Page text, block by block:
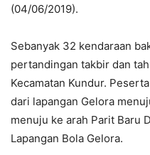
(04/06/2019).
Sebanyak 32 kendaraan
pertandingan takbir dan
Kecamatan Kundur.
dari lapangan Gelora
menuju ke arah Parit Baru
Lapangan Bola Gelora.